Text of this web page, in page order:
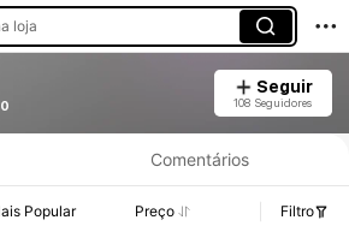
loja
Seguir
108 Seguidores
de Preço, Vendas e Detalhes de Stock.
Comentários
Popular Preço Filtro